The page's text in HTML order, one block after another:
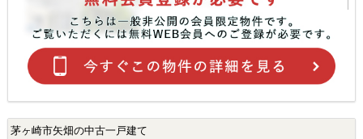
茅ヶ崎市矢畑の中古一戸建て